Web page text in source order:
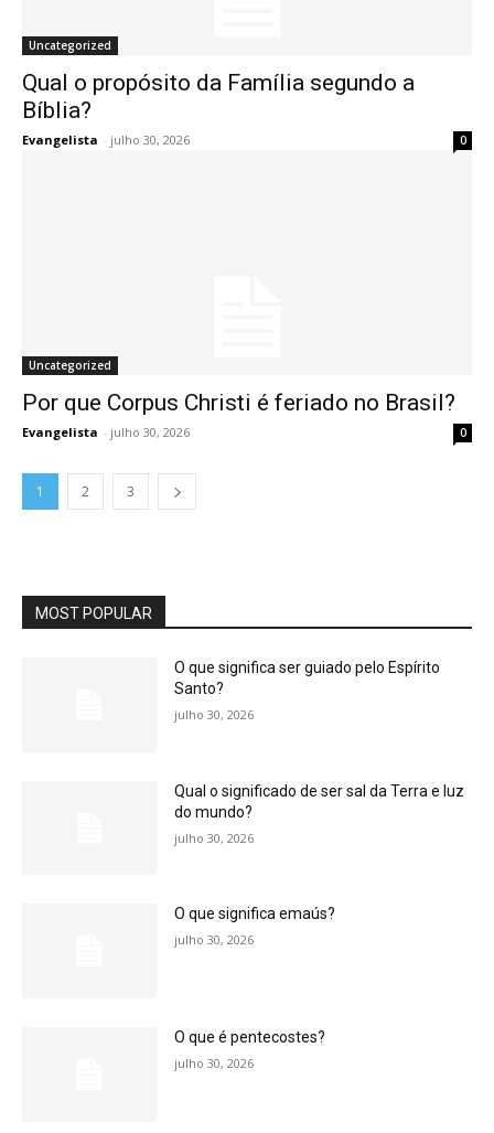
Uncategorized
Qual o propósito da Família segundo a
Bíblia?
Evangelista - julho 30, 2026 0
Uncategorized
Por que Corpus Christi é feriado no Brasil?
Evangelista - julho 30, 2026 0
1 2 3
MOST POPULAR
O que significa ser guiado pelo Espírito
Santo?
julho 30, 2026
Qual o significado de ser sal da Terra e luz
do mundo?
julho 30, 2026
O que significa emaús?
julho 30, 2026
O que é pentecostes?
julho 30, 2026